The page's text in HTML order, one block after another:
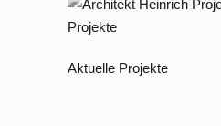
Aktuelle Projekte